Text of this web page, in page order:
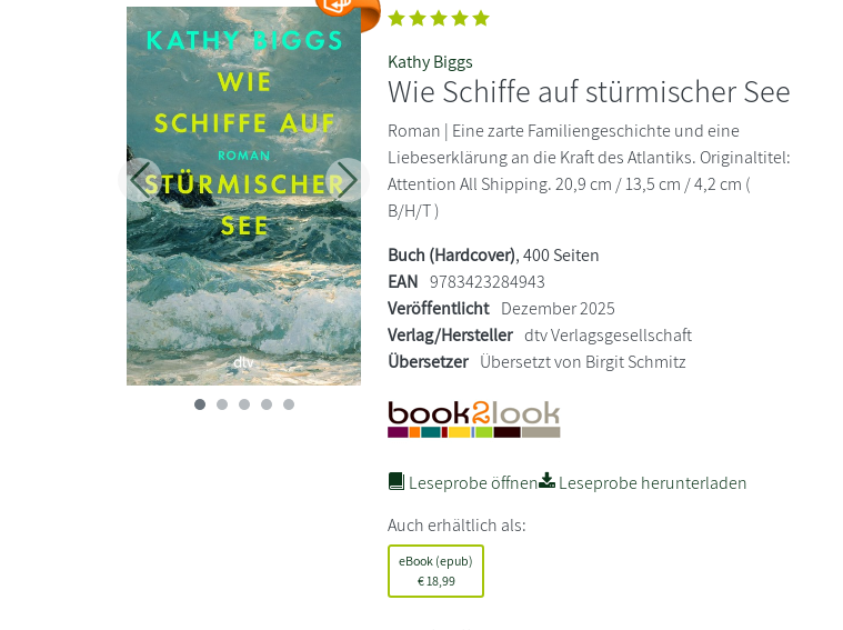
Zurück Weiter
Kathy Biggs
Wie Schiffe auf stürmischer See
Roman | Eine zarte Familiengeschichte und eine
Liebeserklärung an die Kraft des Atlantiks. Originaltitel:
Attention All Shipping. 20,9 cm / 13,5 cm / 4,2 cm (
B/H/T )
Buch (Hardcover), 400 Seiten
EAN 9783423284943
Veröffentlicht Dezember 2025
Verlag/Hersteller dtv Verlagsgesellschaft
Übersetzer Übersetzt von Birgit Schmitz
Leseprobe öffnen
Leseprobe herunterladen
Auch erhältlich als:
eBook (epub)
€18,99